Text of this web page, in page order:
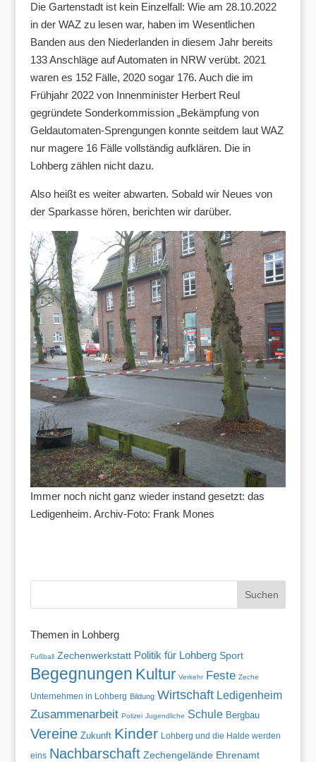
Die Gartenstadt ist kein Einzelfall: Wie am 28.10.2022
in der WAZ zu lesen war, haben im Wesentlichen
Banden aus den Niederlanden in diesem Jahr bereits
133 Anschläge auf Automaten in NRW verübt. 2021
waren es 152 Fälle, 2020 sogar 176. Auch die im
Frühjahr 2022 von Innenminister Herbert Reul
gegründete Sonderkommission „Bekämpfung von
Geldautomaten-Sprengungen konnte seitdem laut WAZ
nur magere 16 Fälle vollständig aufklären. Die in
Lohberg zählen nicht dazu.
Also heißt es weiter abwarten. Sobald wir Neues von
der Sparkasse hören, berichten wir darüber.
Immer noch nicht ganz wieder instand gesetzt: das
Ledigenheim. Archiv-Foto: Frank Mones
Themen in Lohberg
Fußball Zechenwerkstatt Politik für Lohberg Sport
Begegnungen Kultur Verkehr Feste Zeche
Unternehmen in Lohberg Bildung Wirtschaft Ledigenheim
Zusammenarbeit Polizei Jugendliche Schule Bergbau
Vereine Zukunft Kinder Lohberg und die Halde werden
eins Nachbarschaft Zechengelände Ehrenamt